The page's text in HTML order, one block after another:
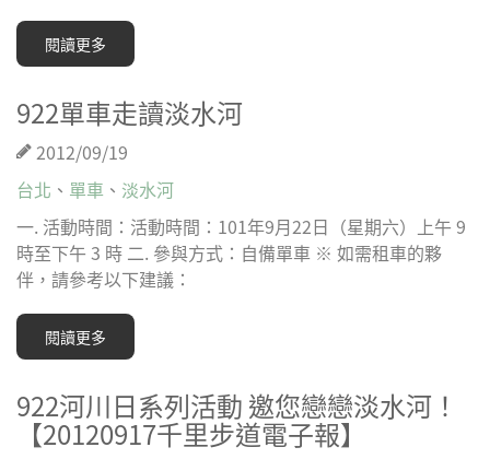
閱讀更多
922單車走讀淡水河
2012/09/19
台北 、 單車 、 淡水河
一. 活動時間：活動時間：101年9月22日（星期六）上午 9
時至下午 3 時 二. 參與方式：自備單車 ※ 如需租車的夥
伴，請參考以下建議：
閱讀更多
922河川日系列活動 邀您戀戀淡水河！
【20120917千里步道電子報】